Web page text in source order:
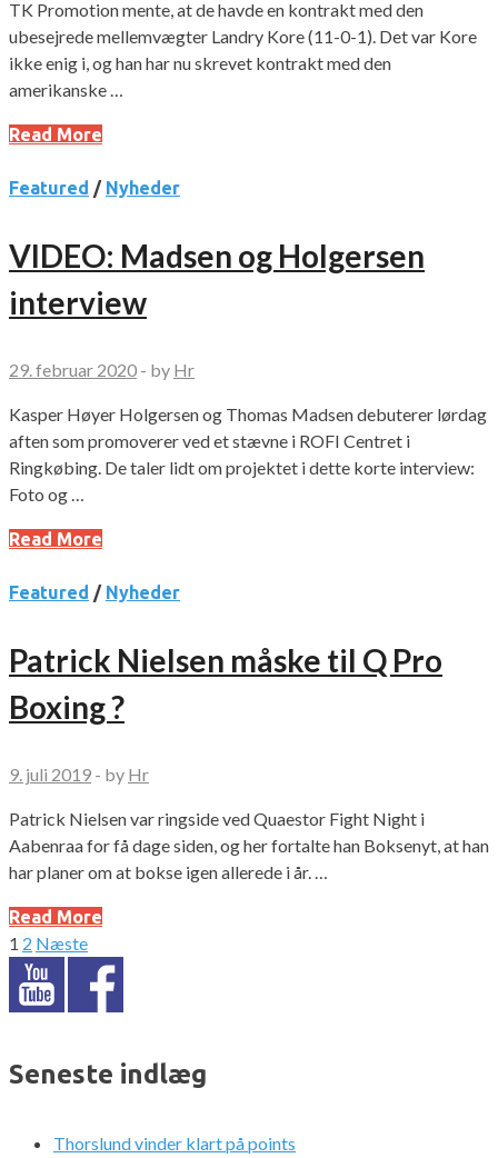
TK Promotion mente, at de havde en kontrakt med den
ubesejrede mellemvægter Landry Kore (11-0-1). Det var Kore
ikke enig i, og han har nu skrevet kontrakt med den
amerikanske …
Read More
Featured / Nyheder
VIDEO: Madsen og Holgersen
interview
29. februar 2020 - by Hr
Kasper Høyer Holgersen og Thomas Madsen debuterer lørdag
aften som promoverer ved et stævne i ROFI Centret i
Ringkøbing. De taler lidt om projektet i dette korte interview:
Foto og …
Read More
Featured / Nyheder
Patrick Nielsen måske til Q Pro
Boxing ?
9. juli 2019 - by Hr
Patrick Nielsen var ringside ved Quaestor Fight Night i
Aabenraa for få dage siden, og her fortalte han Boksenyt, at han
har planer om at bokse igen allerede i år. …
Read More
Indlægsinddeling
1 2 Næste
Seneste indlæg
Thorslund vinder klart på points